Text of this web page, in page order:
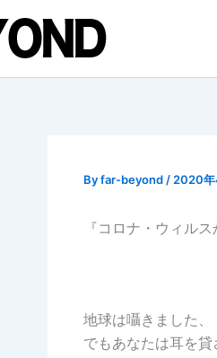
Byfar-beyond / 2020年
『コロナ・ウィル
地球は囁きました、
でもあなたは耳を貸